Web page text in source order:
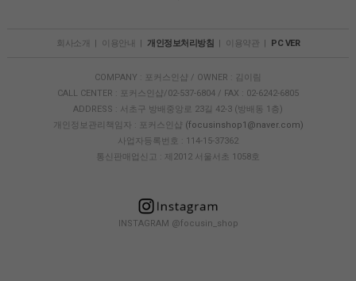
회사소개 | 이용안내 | 개인정보처리방침 | 이용약관 | PC VER
COMPANY : 포커스인샵 / OWNER : 김이림
CALL CENTER : 포커스인샵/02-537-6804 / FAX : 02-6242-6805
ADDRESS : 서초구 방배중앙로 23길 42-3 (방배동 1층)
개인정보관리책임자 : 포커스인샵
(focusinshop1@naver.com)
사업자등록번호 : 114-15-37362
통신판매업신고 : 제2012 서울서초 1058호
INSTAGRAM @focusin_shop